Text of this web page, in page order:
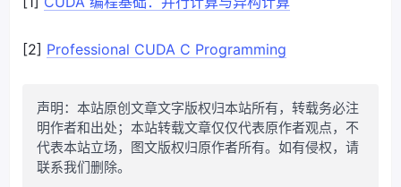
[2] Professional CUDA C Programming
声明：本站原创文章文字版权归本站所有，转载务必注
明作者和出处；本站转载文章仅仅代表原作者观点，不
代表本站立场，图文版权归原作者所有。如有侵权，请
联系我们删除。